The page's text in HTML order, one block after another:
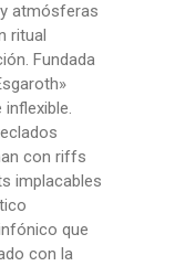
atmósferas
ritual
Fundada
con riffs
implacables
que
con la